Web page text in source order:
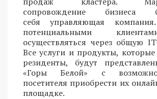
сопровождение
себя управляющая
потенциальными
осуществляться через общую
Все услуги и продукты,
резиденты, будут
«Горы Белой» с
посетителя приобрести их
площадке.